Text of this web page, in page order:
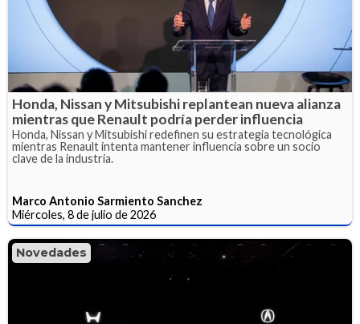
Honda, Nissan y Mitsubishi replantean nueva alianza
mientras que Renault podría perder influencia
Honda, Nissan y Mitsubishi redefinen su estrategia tecnológica
mientras Renault intenta mantener influencia sobre un socio
clave de la industria.
Marco Antonio Sarmiento Sanchez
Miércoles, 8 de julio de 2026
Novedades